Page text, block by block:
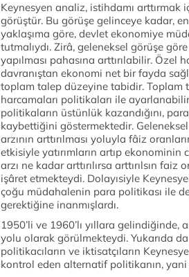
Keynesyen analiz, istihdamı
görüştür. Bu görüşe gelinceye kadar,
yaklaşıma göre, devlet ekonomiye
tutmalıydı. Zirâ, geleneksel görüşe
yapılması pahasına arttırılabilir.
davranıştan ekonomi net bir fayda
toplam talep düzeyine tabidir. Toplam
harcamaları politikaları ile
politikaların üstünlük kazandığını,
kaybettiğini göstermektedir.
arzının arttırılması yoluyla fâiz
etkisiyle yatırımların artıp
arzı ne kadar arttırılırsa arttırılsın
işâret etmekteydi. Dolayısiyle
çoğu müdahalenin para politikası ile
gerektiğine inanmışlardı.
1950’li ve 1960’lı yıllara
yolu olarak görülmekteydi. Yukarıda
politikacıların ve iktisatçıların
kontrol eden alternatif politikanın, yani